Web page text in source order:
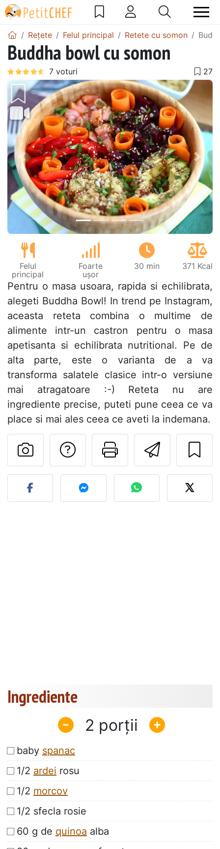
Rețete Felul principal Retete cu somon
Buddha bowl cu somon
Precedentul
Felul
principal
Foarte
ușor
30 min 371 Kcal
Pentru o masa usoara, rapida si echilibrata,
alegeti Buddha Bowl! In trend pe Instagram,
aceasta reteta combina o multime de
alimente intr-un castron pentru o masa
apetisanta si echilibrata nutritional. Pe de
alta parte, este o varianta de a va
transforma salatele clasice intr-o versiune
mai atragatoare :-) Reteta nu are
ingrediente precise, puteti pune ceea ce va
place si mai ales ceea ce aveti la indemana.
Printează
Adresează o
Postează o poză cu
Ingrediente
2
baby spanac
1/2 ardei rosu
1/2 morcov
1/2 sfecla rosie
60 g de quinoa alba